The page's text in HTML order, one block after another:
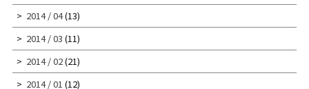
2014 / 04(13)
2014 / 03 (11)
2014 / 02(21)
2014 / 01 (12)